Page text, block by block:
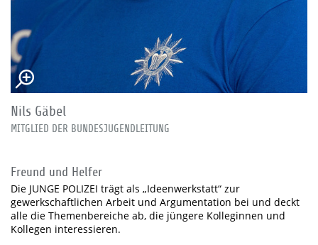
Nils Gäbel
MITGLIED DER BUNDESJUGENDLEITUNG
Freund und Helfer
Die JUNGE POLIZEI trägt als „Ideenwerkstatt“ zur
gewerkschaftlichen Arbeit und Argumentation bei und deckt
alle die Themenbereiche ab, die jüngere Kolleginnen und
Kollegen interessieren.